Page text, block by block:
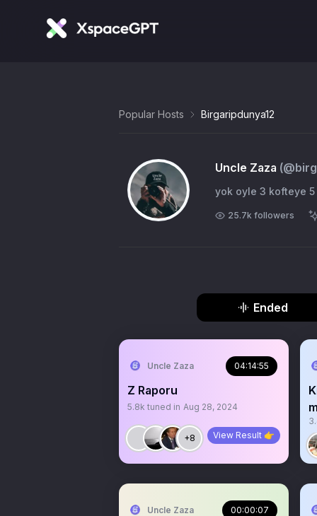
Popular Hosts Birgaripdunya12
Uncle Zaza (@
yok oyle 3 kofteye 5
25.7k followers
Ended
Uncle Zaza 04:14:55
Z Raporu
5.8k tuned in Aug 28, 2024
+8 View Result 👉
Uncle Zaza 00:00:07